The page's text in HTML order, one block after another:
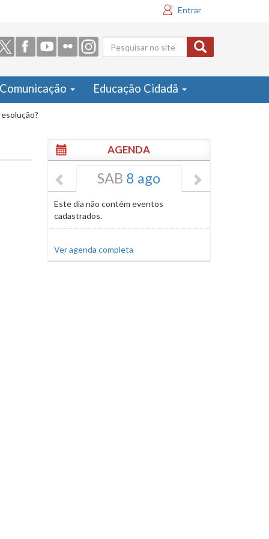
Entrar
Formulário
de busca
Comunicação Educação Cidadã
AGENDA
SAB 8 ago
Este dia não contém eventos
cadastrados.
Ver agenda completa